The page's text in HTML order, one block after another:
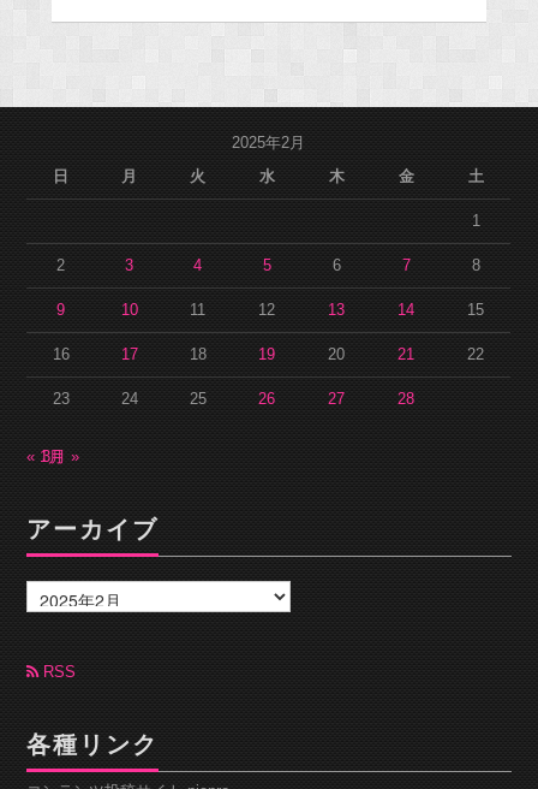
2025年2月
日
月 火 水 木 金 土
1
2 3 4 5 6 7 8
9 10 11 12 13 14 15
16 17 18 19 20 21 22
23 24 25 26 27 28
« 1月3月 »
アーカイブ
ー
カ
ブ RSS
各種リンク